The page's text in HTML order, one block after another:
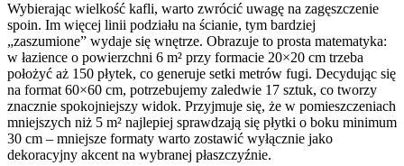
Wybierając wielkość kafli, warto zwrócić uwagę na zagęszczenie
spoin. Im więcej linii podziału na ścianie, tym bardziej
„zaszumione” wydaje się wnętrze. Obrazuje to prosta matematyka:
w łazience o powierzchni 6 m² przy formacie 20×20 cm trzeba
położyć aż 150 płytek, co generuje setki metrów fugi. Decydując się
na format 60×60 cm, potrzebujemy zaledwie 17 sztuk, co tworzy
znacznie spokojniejszy widok. Przyjmuje się, że w pomieszczeniach
mniejszych niż 5 m² najlepiej sprawdzają się płytki o boku minimum
30 cm – mniejsze formaty warto zostawić wyłącznie jako
dekoracyjny akcent na wybranej płaszczyźnie.